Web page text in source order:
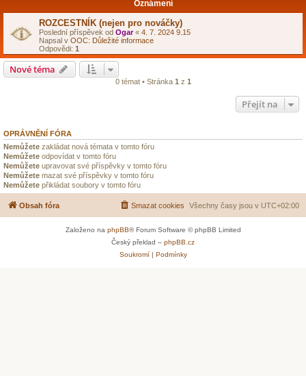
Oznámení
ROZCESTNÍK (nejen pro nováčky)
Poslední příspěvek od Ogar« 4. 7. 2024 9.15
Napsal v OOC: Důležité informace
Odpovědi: 1
Nové téma
0 témat • Stránka 1 z 1
Přejít na
OPRÁVNĚNÍ FÓRA
Nemůžete zakládat nová témata v tomto fóru
Nemůžete odpovídat v tomto fóru
Nemůžete upravovat své příspěvky v tomto fóru
Nemůžete mazat své příspěvky v tomto fóru
Nemůžete přikládat soubory v tomto fóru
Obsah fóra Všechny časy jsou v UTC+02:00
Smazat cookies
Založeno na phpBB® Forum Software © phpBB Limited
Český překlad – phpBB.cz
Soukromí| Podmínky